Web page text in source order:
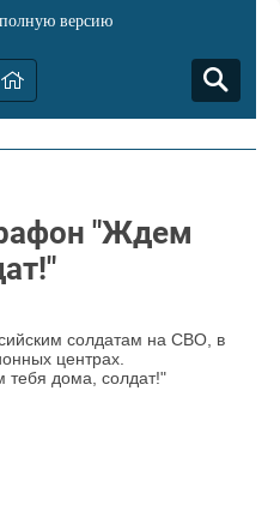
версию
"Ждем
солдатам на СВО, в
центрах.
дома, солдат!"